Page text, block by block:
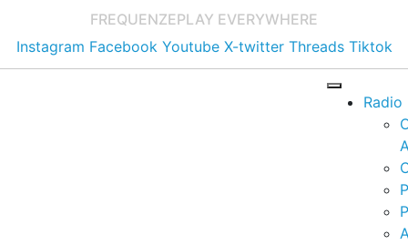
FREQUENZEPLAY EVERYWHERE
Instagram Facebook Youtube X-twitter Threads Tiktok
Radio